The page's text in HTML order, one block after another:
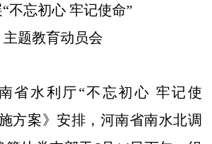
不忘初心 牢记使命”
主题教育动员会
省水利厅“不忘初心 牢记使
方案》安排， 河南省南水北调